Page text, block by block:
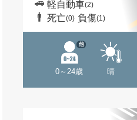
軽自動車(2)
死亡(0) 負傷(1)
0～24歳
他
晴